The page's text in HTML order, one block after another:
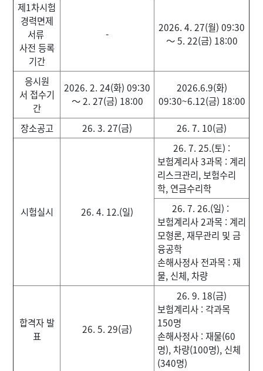
제1차시험
경력면제
서류
사전 등록
기간
-
2026. 4. 27(월) 09:30
～ 5. 22(금) 18:00
응시원
서 접수기
간
2026. 2. 24(화) 09:30
～ 2. 27(금) 18:00
2026.6.9(화)
09:30~6.12(금) 18:00
장소공고
26. 3. 27(금) 26. 7. 10(금)
시험실시 26. 4. 12.(일)
26. 7. 25.(토) :
보험계리사 3과목 : 계리
리스크관리, 보험수리
학, 연금수리학
26. 7. 26.(일) :
보험계리사 2과목 : 계리
모형론, 재무관리 및 금
융공학
손해사정사 전과목 : 재
물, 신체, 차량
합격자 발
표
26. 5. 29(금)
26. 9. 18(금)
보험계리사 : 각과목
150명
손해사정사 : 재물(60
명), 차량(100명), 신체
(340명)